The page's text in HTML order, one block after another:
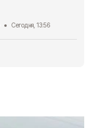
Сегодня, 13:56